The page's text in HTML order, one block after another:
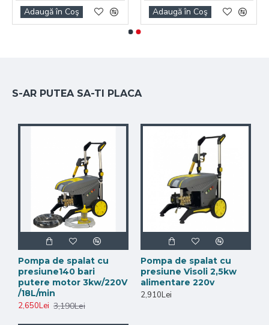
Adaugă în Coş Adaugă în Coş
S-AR PUTEA SA-TI PLACA
Pompa de spalat cu
presiune140 bari
putere motor 3kw/220V
/18L/min
2,650Lei 3,190Lei
Pompa de spalat cu
presiune Visoli 2,5kw
alimentare 220v
2,910Lei